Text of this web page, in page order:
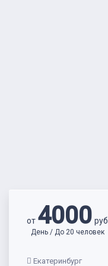
от 4000руб
День / До 20 человек
Екатеринбург